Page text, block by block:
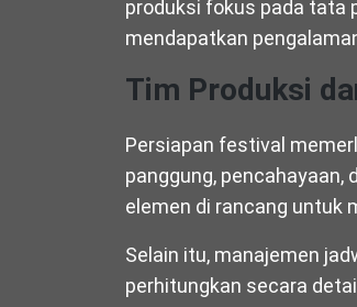
produksi fokus pada tata
mendapatkan
Tim Produksi
Persiapan festival
panggung,
elemen di rancang untuk
Selain itu, manajemen
perhitungkan secara